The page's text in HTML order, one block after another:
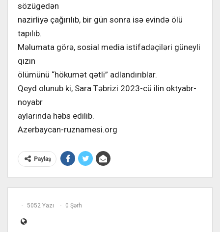
sözügedən
nazirliyə çağırılıb, bir gün sonra isə evində ölü
tapılıb.
Məlumata görə, sosial media istifadəçiləri güneyli
qızın
ölümünü “hökumət qətli” adlandırıblar.
Qeyd olunub ki, Sara Təbrizi 2023-cü ilin oktyabr-
noyabr
aylarında həbs edilib.
Azerbaycan-ruznamesi.org
Paylaş
5052 Yazı 0 Şərh